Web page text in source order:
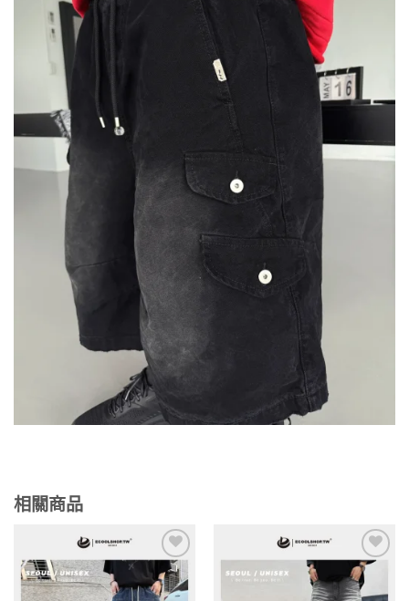
相關商品
Add to
wishlist
Add to
wishlist